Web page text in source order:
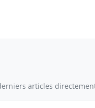
articles